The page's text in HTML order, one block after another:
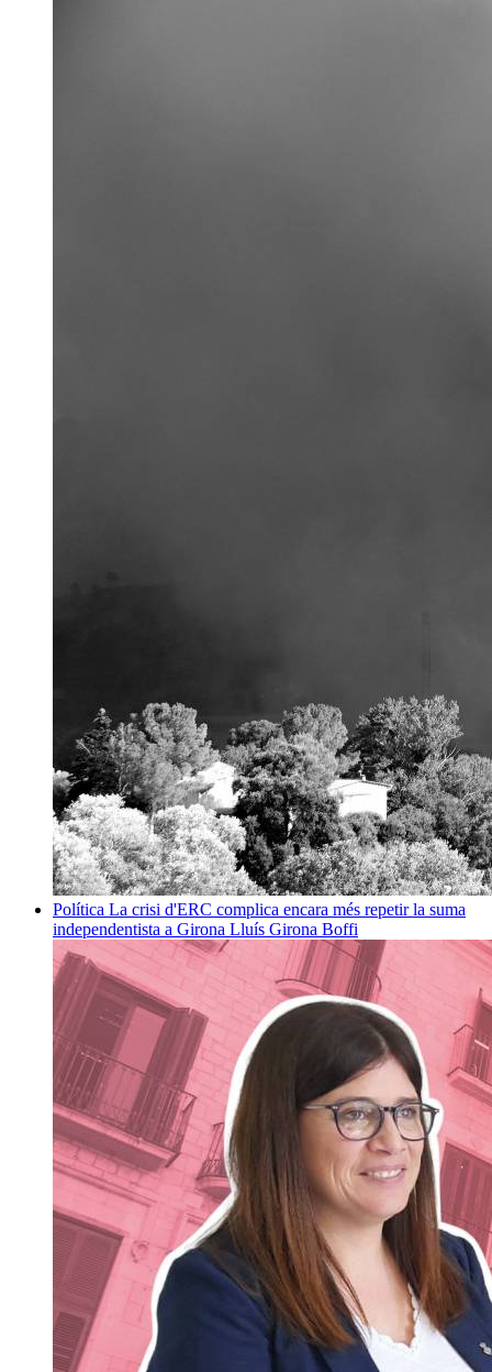
Política La crisi d'ERC complica encara més repetir la suma
independentista a Girona Lluís Girona Boffi